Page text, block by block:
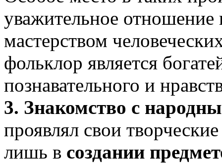
уважительное отношение
мастерством
фольклор является
познавательного и
3. Знакомство с
проявлял свои
лишь в создании